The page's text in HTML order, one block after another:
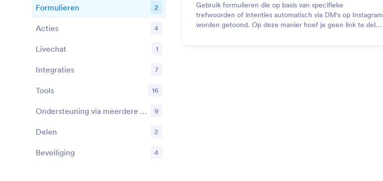
Gebruik formulieren die op basis van specifieke
trefwoorden of intenties automatisch via DM's op Instagram
worden getoond. Op deze manier hoef je geen link te delen
Functies
Formulieren 2
Functies
Acties 4
Functies
Livechat 1
Functies
Integraties 7
Functies
Tools 16
Functies Ondersteuning via meerdere kanalen 9
Functies
Delen 2
Functies
Beveiliging 4